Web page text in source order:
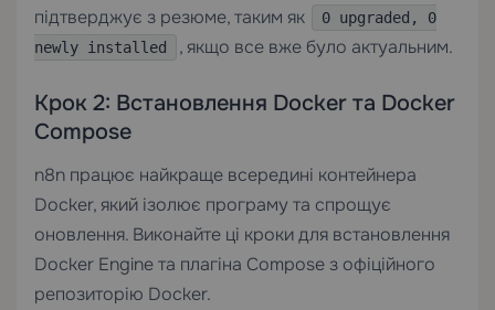
підтверджує з резюме, таким як
0 upgraded, 0
newly installed
, якщо все вже було актуальним.
Крок 2: Встановлення Docker та Docker
Compose
n8n працює найкраще всередині контейнера
Docker, який ізолює програму та спрощує
оновлення. Виконайте ці кроки для встановлення
Docker Engine та плагіна Compose з офіційного
репозиторію Docker.